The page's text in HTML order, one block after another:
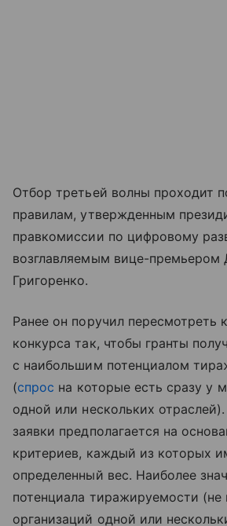
Отбор третьей волны проходит
правилам, утвержденным
правкомиссии по цифровому
возглавляемым вице-
Григоренко.
Ранее он поручил пересмотреть
конкурса так, чтобы гранты
с наибольшим потенциалом
(спрос на которые есть сразу у
одной или нескольких
заявки предполагается на
критериев, каждый из которых
определенный вес. Наиболее
потенциала тиражируемости (не
организаций одной или